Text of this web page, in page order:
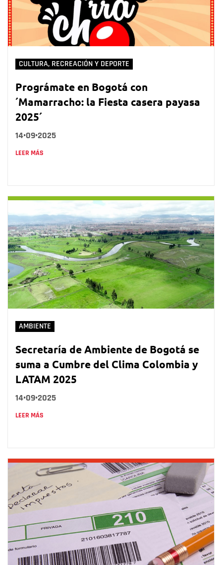
CULTURA, RECREACIÓN Y DEPORTE
Prográmate en Bogotá con
´Mamarracho: la Fiesta casera payasa
2025´
14•09•2025
LEER MÁS
AMBIENTE
Secretaría de Ambiente de Bogotá se
suma a Cumbre del Clima Colombia y
LATAM 2025
14•09•2025
LEER MÁS